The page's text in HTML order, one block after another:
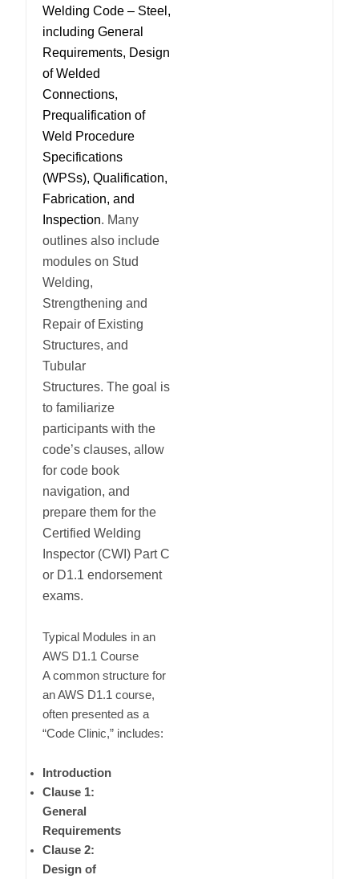
Welding Code – Steel,
including General
Requirements, Design
of Welded
Connections,
Prequalification of
Weld Procedure
Specifications
(WPSs), Qualification,
Fabrication, and
Inspection. Many
outlines also include
modules on Stud
Welding,
Strengthening and
Repair of Existing
Structures, and
Tubular
Structures. The goal is
to familiarize
participants with the
code’s clauses, allow
for code book
navigation, and
prepare them for the
Certified Welding
Inspector (CWI) Part C
or D1.1 endorsement
exams.
Typical Modules in an
AWS D1.1 Course
A common structure for
an AWS D1.1 course,
often presented as a
“Code Clinic,” includes:
Introduction
Clause 1:
General
Requirements
Clause 2:
Design of